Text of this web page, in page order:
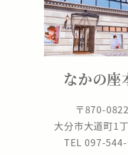
なかの座
〒870-
大分市大道町1
TEL 097-